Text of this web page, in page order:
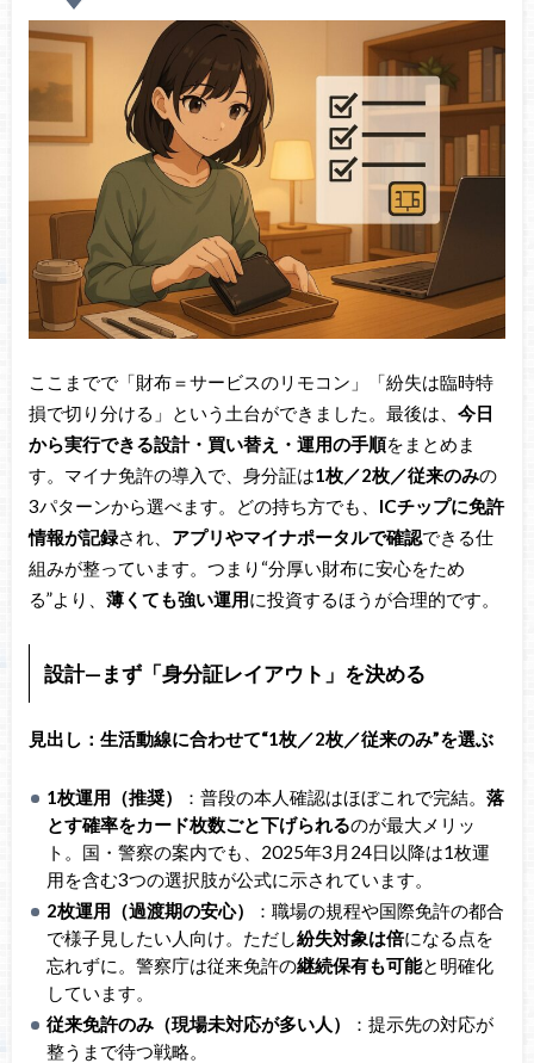
ここまでで「財布＝サービスのリモコン」「紛失は臨時特
損で切り分ける」という土台ができました。最後は、 今日
から実行できる設計・買い替え・運用の手順をまとめま
す。マイナ免許の導入で、身分証は1枚／2枚／従来のみの
3パターンから選べます。どの持ち方でも、 ICチップに免許
情報が記録され、 アプリやマイナポータルで確認できる仕
組みが整っています。つまり“分厚い財布に安心をため
る”より、 薄くても強い運用に投資するほうが合理的です。
設計—まず「身分証レイアウト」を決める
見出し：生活動線に合わせて“1枚／2枚／従来のみ”を選ぶ
1枚運用（推奨） ：普段の本人確認はほぼこれで完結。落
とす確率をカード枚数ごと下げられるのが最大メリッ
ト。国・警察の案内でも、2025年3月24日以降は1枚運
用を含む3つの選択肢が公式に示されています。
2枚運用（過渡期の安心）
：職場の規程や国際免許の都合
で様子見したい人向け。ただし紛失対象は倍になる点を
忘れずに。警察庁は従来免許の継続保有も可能と明確化
しています。
従来免許のみ（現場未対応が多い人）
：提示先の対応が
整うまで待つ戦略。